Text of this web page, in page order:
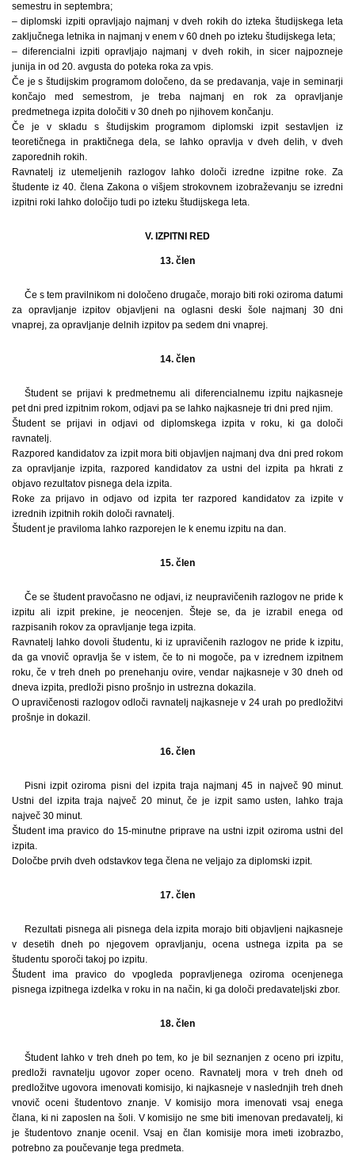
semestru in septembra;
– diplomski izpiti opravljajo najmanj v dveh rokih do izteka študijskega leta
zaključnega letnika in najmanj v enem v 60 dneh po izteku študijskega leta;
– diferencialni izpiti opravljajo najmanj v dveh rokih, in sicer najpozneje
junija in od 20. avgusta do poteka roka za vpis.
Če je s študijskim programom določeno, da se predavanja, vaje in seminarji
končajo med semestrom, je treba najmanj en rok za opravljanje
predmetnega izpita določiti v 30 dneh po njihovem končanju.
Če je v skladu s študijskim programom diplomski izpit sestavljen iz
teoretičnega in praktičnega dela, se lahko opravlja v dveh delih, v dveh
zaporednih rokih.
Ravnatelj iz utemeljenih razlogov lahko določi izredne izpitne roke. Za
študente iz 40. člena Zakona o višjem strokovnem izobraževanju se izredni
izpitni roki lahko določijo tudi po izteku študijskega leta.
V. IZPITNI RED
13. člen
Če s tem pravilnikom ni določeno drugače, morajo biti roki oziroma datumi
za opravljanje izpitov objavljeni na oglasni deski šole najmanj 30 dni
vnaprej, za opravljanje delnih izpitov pa sedem dni vnaprej.
14. člen
Študent se prijavi k predmetnemu ali diferencialnemu izpitu najkasneje
pet dni pred izpitnim rokom, odjavi pa se lahko najkasneje tri dni pred njim.
Študent se prijavi in odjavi od diplomskega izpita v roku, ki ga določi
ravnatelj.
Razpored kandidatov za izpit mora biti objavljen najmanj dva dni pred rokom
za opravljanje izpita, razpored kandidatov za ustni del izpita pa hkrati z
objavo rezultatov pisnega dela izpita.
Roke za prijavo in odjavo od izpita ter razpored kandidatov za izpite v
izrednih izpitnih rokih določi ravnatelj.
Študent je praviloma lahko razporejen le k enemu izpitu na dan.
15. člen
Če se študent pravočasno ne odjavi, iz neupravičenih razlogov ne pride k
izpitu ali izpit prekine, je neocenjen. Šteje se, da je izrabil enega od
razpisanih rokov za opravljanje tega izpita.
Ravnatelj lahko dovoli študentu, ki iz upravičenih razlogov ne pride k izpitu,
da ga vnovič opravlja še v istem, če to ni mogoče, pa v izrednem izpitnem
roku, če v treh dneh po prenehanju ovire, vendar najkasneje v 30 dneh od
dneva izpita, predloži pisno prošnjo in ustrezna dokazila.
O upravičenosti razlogov odloči ravnatelj najkasneje v 24 urah po predložitvi
prošnje in dokazil.
16. člen
Pisni izpit oziroma pisni del izpita traja najmanj 45 in največ 90 minut.
Ustni del izpita traja največ 20 minut, če je izpit samo usten, lahko traja
največ 30 minut.
Študent ima pravico do 15-minutne priprave na ustni izpit oziroma ustni del
izpita.
Določbe prvih dveh odstavkov tega člena ne veljajo za diplomski izpit.
17. člen
Rezultati pisnega ali pisnega dela izpita morajo biti objavljeni najkasneje
v desetih dneh po njegovem opravljanju, ocena ustnega izpita pa se
študentu sporoči takoj po izpitu.
Študent ima pravico do vpogleda popravljenega oziroma ocenjenega
pisnega izpitnega izdelka v roku in na način, ki ga določi predavateljski zbor.
18. člen
Študent lahko v treh dneh po tem, ko je bil seznanjen z oceno pri izpitu,
predloži ravnatelju ugovor zoper oceno. Ravnatelj mora v treh dneh od
predložitve ugovora imenovati komisijo, ki najkasneje v naslednjih treh dneh
vnovič oceni študentovo znanje. V komisijo mora imenovati vsaj enega
člana, ki ni zaposlen na šoli. V komisijo ne sme biti imenovan predavatelj, ki
je študentovo znanje ocenil. Vsaj en član komisije mora imeti izobrazbo,
potrebno za poučevanje tega predmeta.